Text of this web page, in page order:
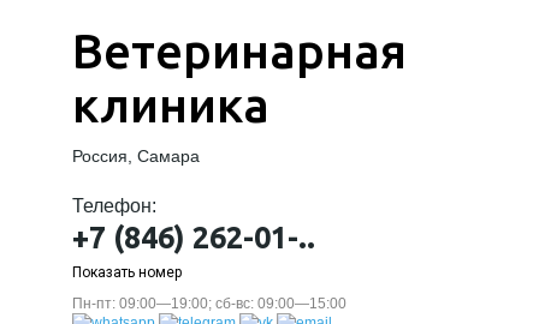
Ветеринарная
клиника
Россия, Самара
Телефон:
+7 (846) 262-01-..
Показать номер
Пн-пт: 09:00—19:00; сб-вс: 09:00—15:00